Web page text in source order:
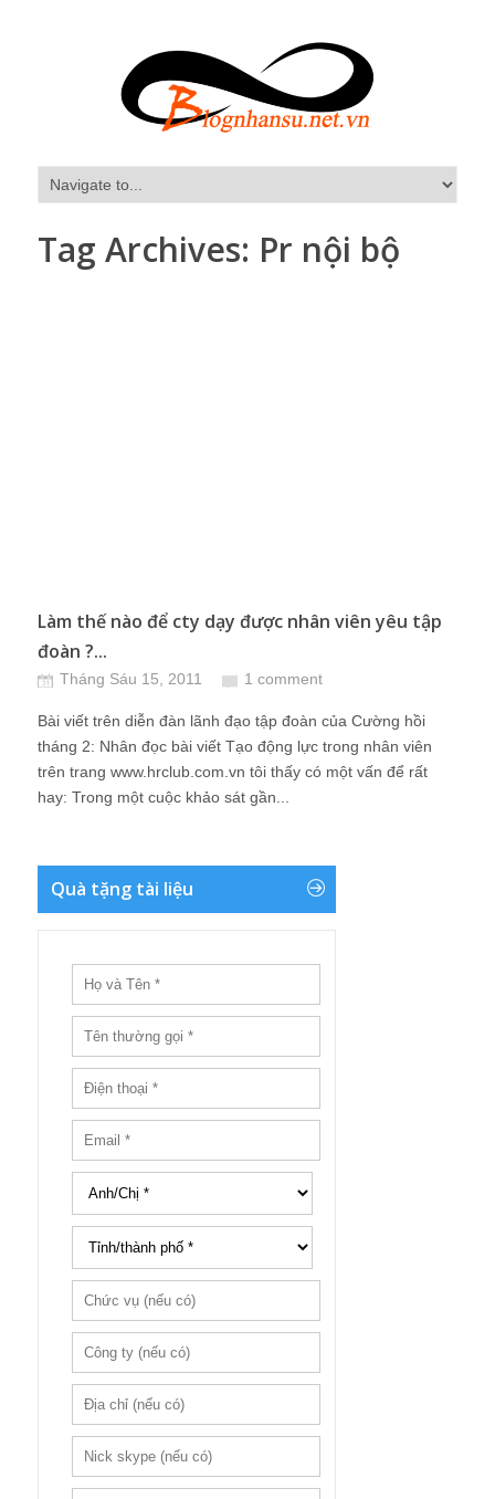
Tag Archives: Pr nội bộ
Làm thế nào để cty dạy được nhân viên yêu tập
đoàn ?...
Tháng Sáu 15, 2011 1 comment
Bài viết trên diễn đàn lãnh đạo tập đoàn của Cường hồi
tháng 2: Nhân đọc bài viết Tạo động lực trong nhân viên
trên trang www.hrclub.com.vn tôi thấy có một vấn để rất
hay: Trong một cuộc khảo sát gần...
Quà tặng tài liệu